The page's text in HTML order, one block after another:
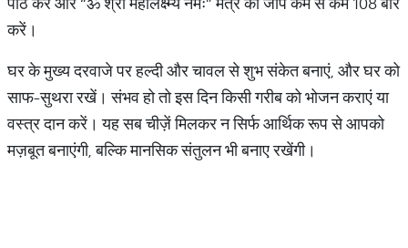
करें।
घर के मुख्य दरवाजे पर हल्दी और चावल से शुभ संकेत बनाएं, और घर को
साफ-सुथरा रखें। संभव हो तो इस दिन किसी गरीब को भोजन कराएं या
वस्त्र दान करें। यह सब चीज़ें मिलकर न सिर्फ आर्थिक रूप से आपको
मज़बूत बनाएंगी, बल्कि मानसिक संतुलन भी बनाए रखेंगी।